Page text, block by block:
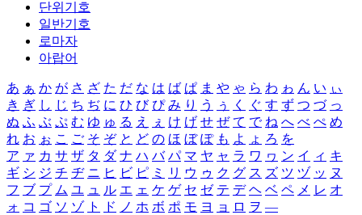
단위기호
일반기호
로마자
아랍어
あ ぁ か が さ ざ た だ な は ば ぱ ま や ゃ ら わ ゎ ん い ぃ
き ぎ し じ ち ぢ に ひ び ぴ み り う ぅ く ぐ す ず つ づ っ
ぬ ふ ぶ ぷ む ゆ ゅ る え ぇ け げ せ ぜ て で ね へ べ ぺ め
れ お ぉ こ ご そ ぞ と ど の ほ ぼ ぽ も よ ょ ろ を
ア ァ カ サ ザ タ ダ ナ ハ バ パ マ ヤ ャ ラ ワ ヮ ン イ ィ キ
ギ シ ジ チ ヂ ニ ヒ ビ ピ ミ リ ウ ゥ ク グ ス ズ ツ ヅ ッ ヌ
フ ブ プ ム ユ ュ ル エ ェ ケ ゲ セ ゼ テ デ ヘ ベ ペ メ レ オ
ォ コ ゴ ソ ゾ ト ド ノ ホ ボ ポ モ ヨ ョ ロ ヲ ―